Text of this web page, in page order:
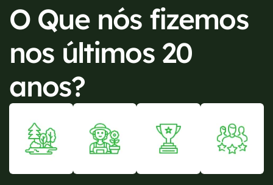
O Que nós fizemos
nos últimos 20
anos?